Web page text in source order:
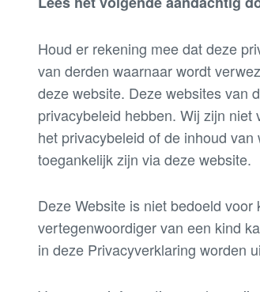
Houd er rekening mee dat deze
van derden waarnaar wordt
deze website. Deze websites van
privacybeleid hebben. Wij zijn
het privacybeleid of de inhoud
toegankelijk zijn via deze website.
Deze Website is niet bedoeld
vertegenwoordiger van een kind
in deze Privacyverklaring worden